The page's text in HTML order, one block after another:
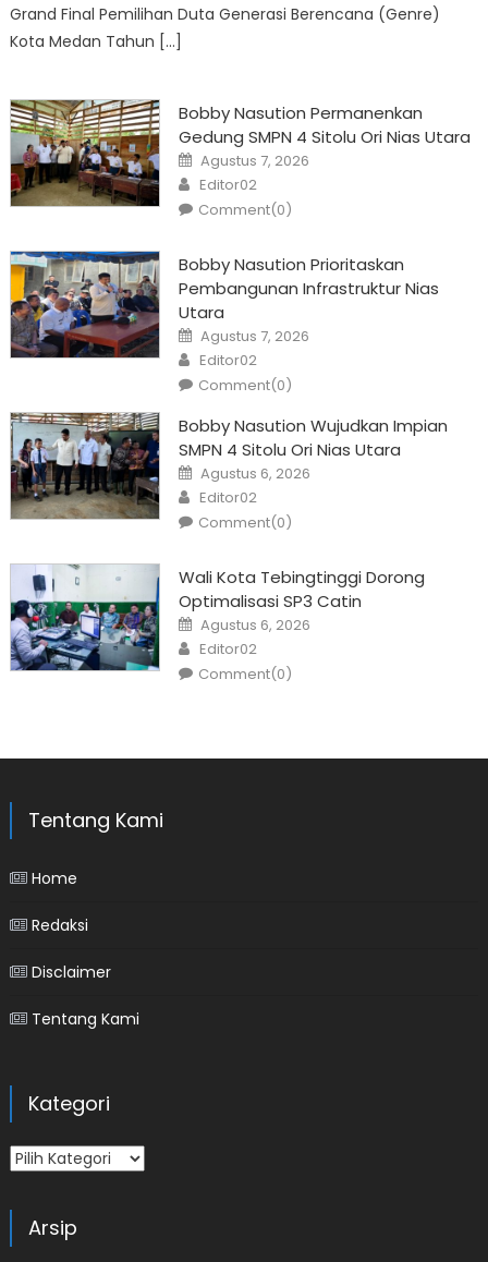
Grand Final Pemilihan Duta Generasi Berencana (Genre)
Kota Medan Tahun […]
Bobby Nasution Permanenkan
Gedung SMPN 4 Sitolu Ori Nias Utara
Posted
on
Agustus 7, 2026
Author
Editor02
Comment(0)
Bobby Nasution Prioritaskan
Pembangunan Infrastruktur Nias
Utara
Posted
on
Agustus 7, 2026
Author
Editor02
Comment(0)
Bobby Nasution Wujudkan Impian
SMPN 4 Sitolu Ori Nias Utara
Posted
on
Agustus 6, 2026
Author
Editor02
Comment(0)
Wali Kota Tebingtinggi Dorong
Optimalisasi SP3 Catin
Posted
on
Agustus 6, 2026
Author
Editor02
Comment(0)
Tentang Kami
Home
Redaksi
Disclaimer
Tentang Kami
Kategori
Kategori
Arsip